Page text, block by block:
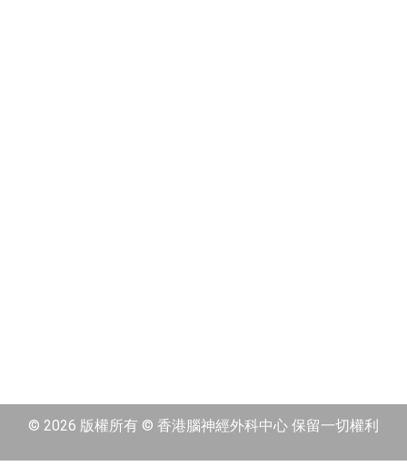
© 2026 版權所有 © 香港腦神經外科中心 保留一切權利